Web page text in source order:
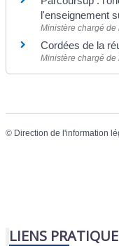
l'enseignement
Ministère chargé de
Cordées de la
Ministère chargé de
© Direction de l'information
LIENS